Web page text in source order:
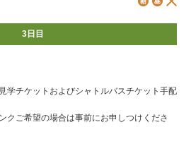
3日目
チケットおよびシャトルバスチケット手配
クご希望の場合は事前にお申しつけくださ